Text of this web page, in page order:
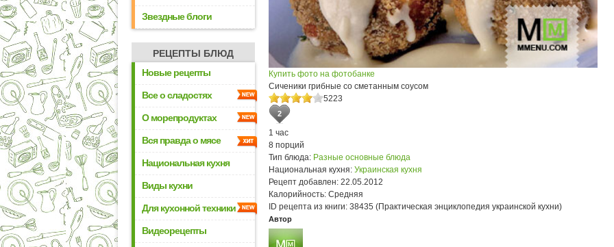
Звездные блоги
РЕЦЕПТЫ БЛЮД
Новые рецепты
Все о сладостях
О морепродуктах
Вся правда о мясе
Национальная кухня
Виды кухни
Для кухонной техники
Видеорецепты
Купить фото на фотобанке
Сиченики грибные со сметанным соусом
5223
2
1 час
8 порций
Тип блюда: Разные основные блюда
Национальная кухня: Украинская кухня
Рецепт добавлен: 22.05.2012
Калорийность: Средняя
ID рецепта из книги: 38435 (Практическая энциклопедия украинской кухни)
Автор